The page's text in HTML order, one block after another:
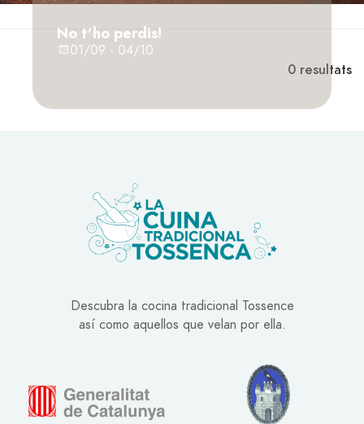
No t'ho perdis!
01/09 - 04/10
0 resultats
Descubra la cocina tradicional Tossence
así como aquellos que velan por ella.